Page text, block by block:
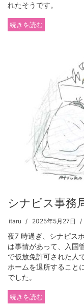
れたそうです。
続きを読む
シナピス事務
itaru 2025年5月27日
夜7 時過ぎ、シナピス
は事情があって、入国
で仮放免許可された人
ホームを退所すること
でした。
続きを読む